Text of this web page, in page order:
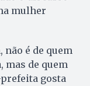
mulher
não é de quem
mas de quem
gosta